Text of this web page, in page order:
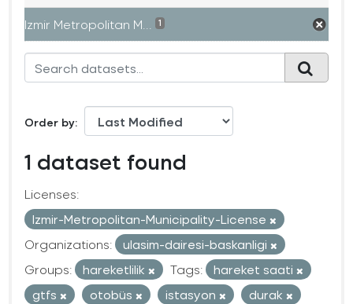
Izmir Metropolitan M... 1
Order by
1 dataset found
Licenses:
Izmir-Metropolitan-Municipality-License
Organizations:
ulasim-dairesi-baskanligi
Groups:
hareketlilik Tags:
hareket saati
gtfs
otobüs istasyon
durak